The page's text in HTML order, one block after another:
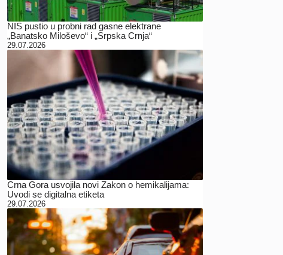
NIS pustio u probni rad gasne elektrane
„Banatsko Miloševo“ i „Srpska Crnja“
29.07.2026
Crna Gora usvojila novi Zakon o hemikalijama:
Uvodi se digitalna etiketa
29.07.2026